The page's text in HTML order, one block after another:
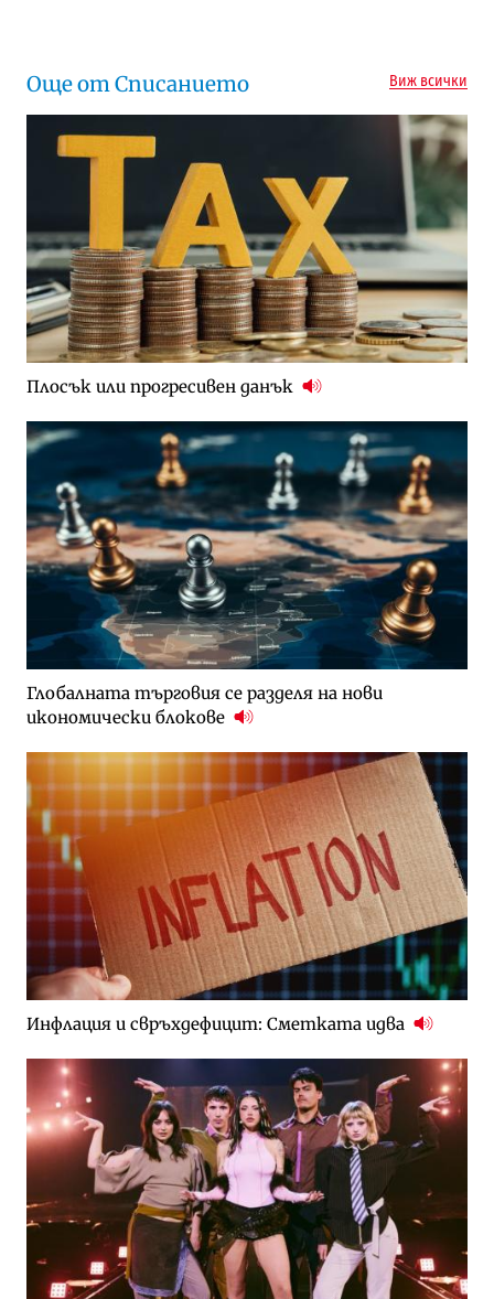
Още от Списанието Виж всички
Плосък или прогресивен данък
Глобалната търговия се разделя на нови
икономически блокове
Инфлация и свръхдефицит: Сметката идва